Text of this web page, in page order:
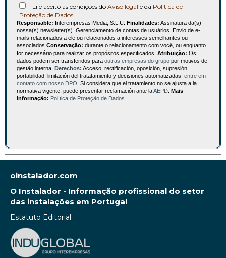
Li e aceito as condições do Aviso legal e da Política de
Proteção de Dados
Responsable: Interempresas Media, S.L.U. Finalidades: Assinatura da(s)
nossa(s) newsletter(s). Gerenciamento de contas de usuários. Envio de e-
mails relacionados a ele ou relacionados a interesses semelhantes ou
associados. Conservação: durante o relacionamento com você, ou enquanto
for necessário para realizar os propósitos especificados. Atribuição: Os
dados podem ser transferidos para outras empresas do grupo por motivos de
gestão interna. Derechos: Acceso, rectificación, oposición, supresión,
portabilidad, limitación del tratatamiento y decisiones automatizadas: entre em
contato com nosso DPO . Si considera que el tratamiento no se ajusta a la
normativa vigente, puede presentar reclamación ante laAEPD Mais
informação: Política de Proteção de Dados
oinstalador.com
O Instalador - Informação profissional do setor
das instalações em Portugal
Estatuto Editorial